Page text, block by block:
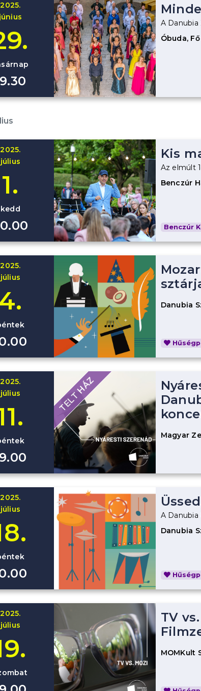
2025.
A
Óbuda,
2025.
július
1.
kedd
Kis
Az elmúlt
Benczúr
Benczúr
2025.
július
Danubia
2025.
július
TELT HÁZ
Magyar
2025.
július
A
Danubia
2025.
július
TV
MOMKult